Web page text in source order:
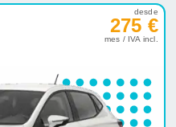
desde
275 €
mes / IVA incl.